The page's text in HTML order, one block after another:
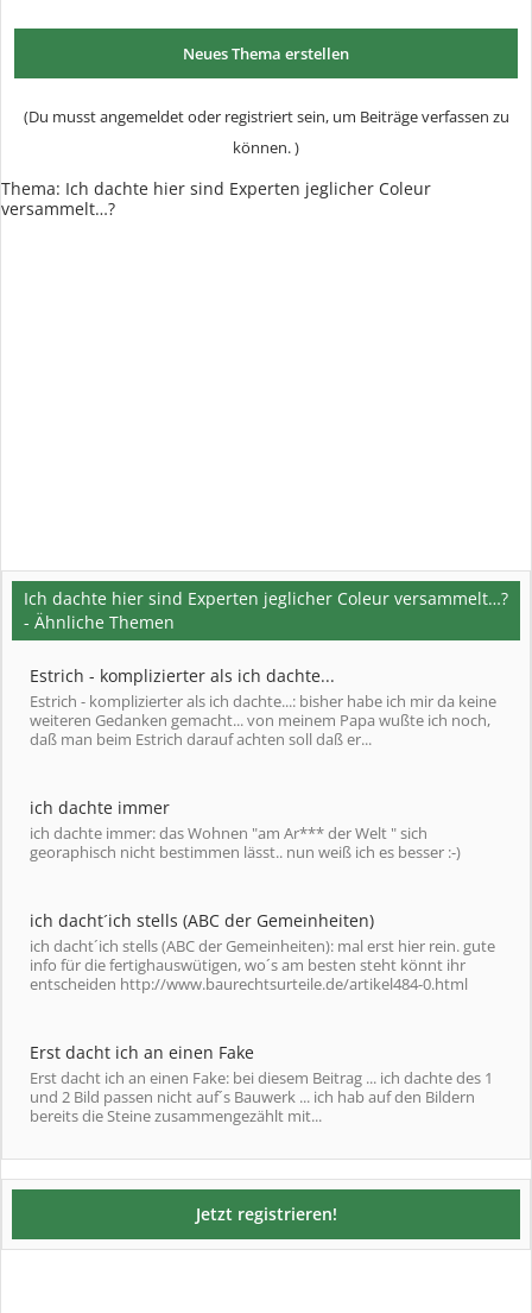
Neues Thema erstellen
(Du musst angemeldet oder registriert sein, um Beiträge verfassen zu
können. )
Thema: Ich dachte hier sind Experten jeglicher Coleur
versammelt…?
Ich dachte hier sind Experten jeglicher Coleur versammelt…?
- Ähnliche Themen
Estrich - komplizierter als ich dachte...
Estrich - komplizierter als ich dachte...: bisher habe ich mir da keine
weiteren Gedanken gemacht... von meinem Papa wußte ich noch,
daß man beim Estrich darauf achten soll daß er...
ich dachte immer
ich dachte immer: das Wohnen "am Ar*** der Welt " sich
georaphisch nicht bestimmen lässt.. nun weiß ich es besser :-)
ich dacht´ich stells (ABC der Gemeinheiten)
ich dacht´ich stells (ABC der Gemeinheiten): mal erst hier rein. gute
info für die fertighauswütigen, wo´s am besten steht könnt ihr
entscheiden http://www.baurechtsurteile.de/artikel484-0.html
Erst dacht ich an einen Fake
Erst dacht ich an einen Fake: bei diesem Beitrag ... ich dachte des 1
und 2 Bild passen nicht auf´s Bauwerk ... ich hab auf den Bildern
bereits die Steine zusammengezählt mit...
Jetzt registrieren!